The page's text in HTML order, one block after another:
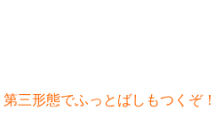
三形態でふっとばしもつくぞ！